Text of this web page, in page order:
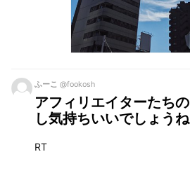
ふーこ @fookosh
アフィリエイターたち
し気持ちいいでしょうね
RT